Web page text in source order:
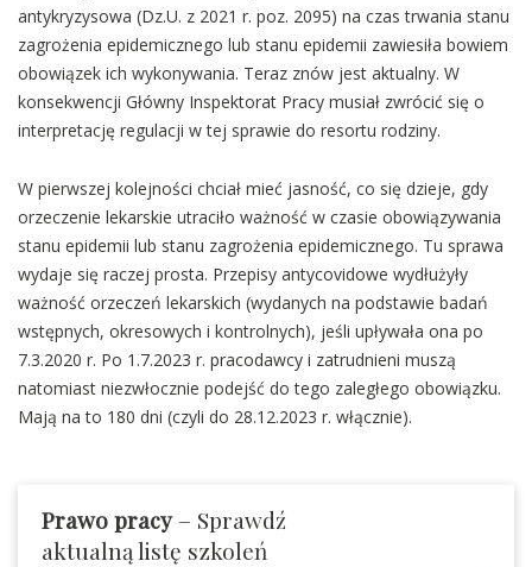
antykryzysowa (Dz.U. z 2021 r. poz. 2095) na czas trwania stanu
zagrożenia epidemicznego lub stanu epidemii zawiesiła bowiem
obowiązek ich wykonywania. Teraz znów jest aktualny. W
konsekwencji Główny Inspektorat Pracy musiał zwrócić się o
interpretację regulacji w tej sprawie do resortu rodziny.
W pierwszej kolejności chciał mieć jasność, co się dzieje, gdy
orzeczenie lekarskie utraciło ważność w czasie obowiązywania
stanu epidemii lub stanu zagrożenia epidemicznego. Tu sprawa
wydaje się raczej prosta. Przepisy antycovidowe wydłużyły
ważność orzeczeń lekarskich (wydanych na podstawie badań
wstępnych, okresowych i kontrolnych), jeśli upływała ona po
7.3.2020 r. Po 1.7.2023 r. pracodawcy i zatrudnieni muszą
natomiast niezwłocznie podejść do tego zaległego obowiązku.
Mają na to 180 dni (czyli do 28.12.2023 r. włącznie).
Prawo pracy– Sprawdź
aktualną listę szkoleń